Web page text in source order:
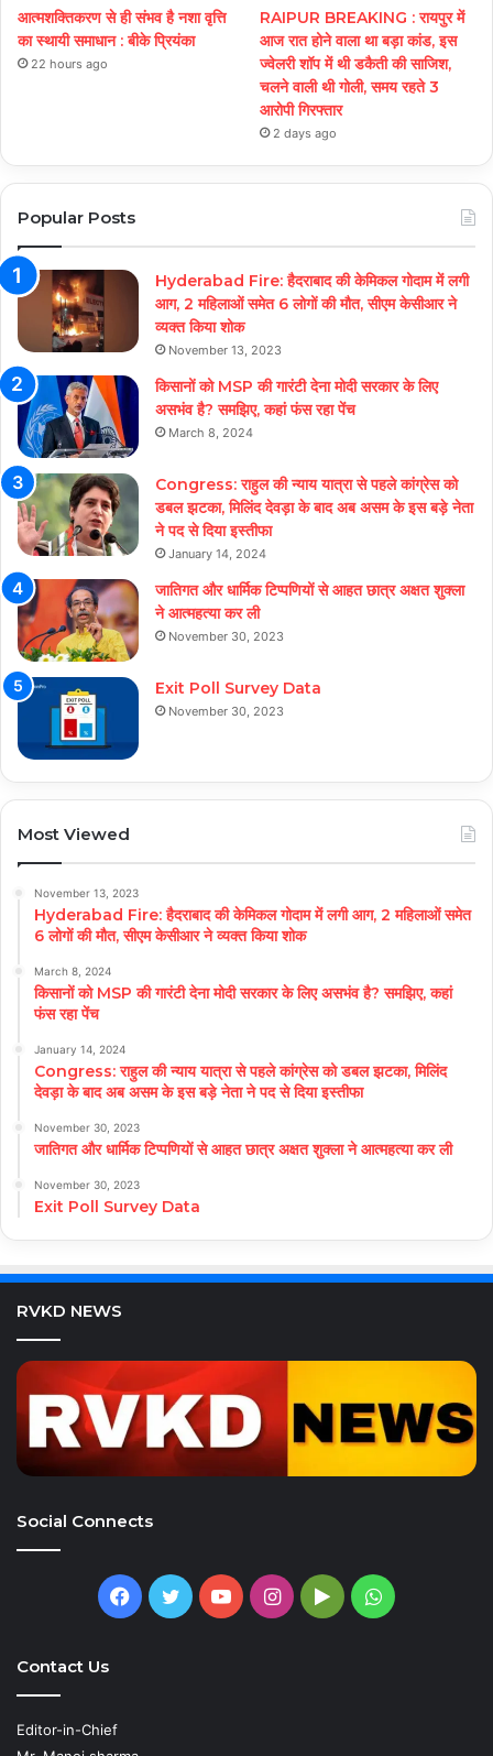
आत्मशक्तिकरण से ही संभव है नशा वृत्ति
का स्थायी समाधान : बीके प्रियंका
22 hours ago
RAIPUR BREAKING : रायपुर में
आज रात होने वाला था बड़ा कांड, इस
ज्वेलरी शॉप में थी डकैती की साजिश,
चलने वाली थी गोली, समय रहते 3
आरोपी गिरफ्तार
2 days ago
Popular Posts
Hyderabad Fire: हैदराबाद की केमिकल गोदाम में लगी
आग, 2 महिलाओं समेत 6 लोगों की मौत, सीएम केसीआर ने
व्यक्त किया शोक
November 13, 2023
किसानों को MSP की गारंटी देना मोदी सरकार के लिए
असभंव है? समझिए, कहां फंस रहा पेंच
March 8, 2024
Congress: राहुल की न्याय यात्रा से पहले कांग्रेस को
डबल झटका, मिलिंद देवड़ा के बाद अब असम के इस बड़े नेता
ने पद से दिया इस्तीफा
January 14, 2024
जातिगत और धार्मिक टिप्पणियों से आहत छात्र अक्षत शुक्ला
ने आत्महत्या कर ली
November 30, 2023
Exit Poll Survey Data
November 30, 2023
Most Viewed
November 13, 2023
Hyderabad Fire: हैदराबाद की केमिकल गोदाम में लगी आग, 2 महिलाओं समेत
6 लोगों की मौत, सीएम केसीआर ने व्यक्त किया शोक
March 8, 2024
किसानों को MSP की गारंटी देना मोदी सरकार के लिए असभंव है? समझिए, कहां
फंस रहा पेंच
January 14, 2024
Congress: राहुल की न्याय यात्रा से पहले कांग्रेस को डबल झटका, मिलिंद
देवड़ा के बाद अब असम के इस बड़े नेता ने पद से दिया इस्तीफा
November 30, 2023
जातिगत और धार्मिक टिप्पणियों से आहत छात्र अक्षत शुक्ला ने आत्महत्या कर ली
November 30, 2023
Exit Poll Survey Data
RVKD NEWS
Social Connects
Facebook
TwitterYouTubeInstagram
GoogleWhatsApp
Contact Us
Editor-in-Chief